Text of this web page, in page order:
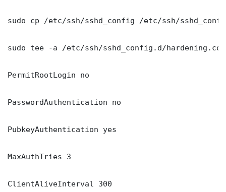
sudo cp /etc/ssh/sshd_config /etc/ssh/
sudo tee -a /etc/ssh/sshd_config.d/
PermitRootLogin no
PasswordAuthentication no
PubkeyAuthentication yes
MaxAuthTries 3
ClientAliveInterval 300